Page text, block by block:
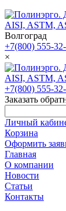
Волгоград
+7(800) 555-
×
+7(800) 555-
Заказать
Личный
Корзина
Оформить
Главная
О компании
Новости
Статьи
Контакты